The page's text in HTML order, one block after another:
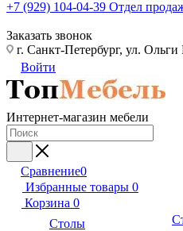
+7 (929) 104-04-39 Отдел
Заказать звонок
г. Санкт-Петербург, ул. Ольги
Войти
Интернет-магазин мебели
Сравнение0
Избранные товары 0
Корзина 0
Столы